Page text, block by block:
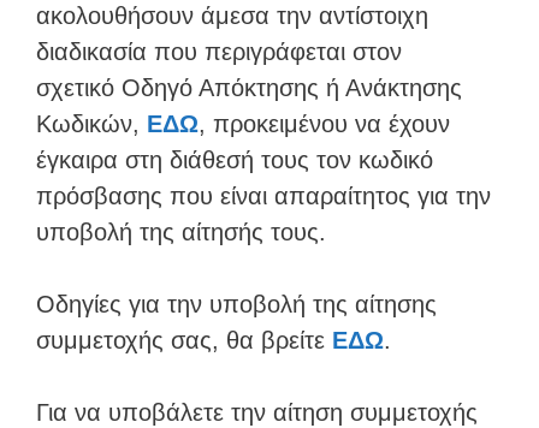
ακολουθήσουν άμεσα την αντίστοιχη
διαδικασία που περιγράφεται στον
σχετικό Οδηγό Απόκτησης ή Ανάκτησης
Κωδικών, ΕΔΩ, προκειμένου να έχουν
έγκαιρα στη διάθεσή τους τον κωδικό
πρόσβασης που είναι απαραίτητος για την
υποβολή της αίτησής τους.
Οδηγίες για την υποβολή της αίτησης
συμμετοχής σας, θα βρείτε ΕΔΩ.
Για να υποβάλετε την αίτηση συμμετοχής